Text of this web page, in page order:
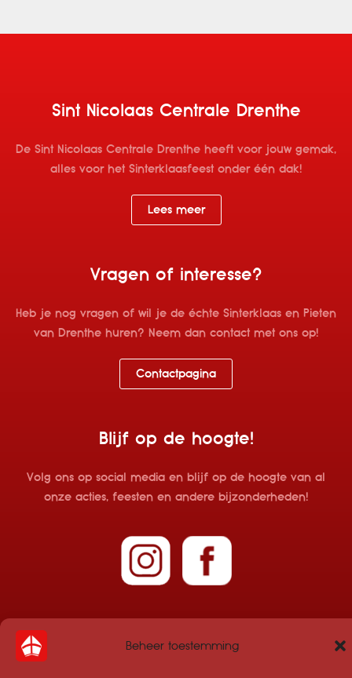
Beheer toestemming
Sint Nicolaas Centrale Drenthe
De Sint Nicolaas Centrale Drenthe heeft voor jouw gemak,
alles voor het Sinterklaasfeest onder één dak!
Lees meer
Vragen of interesse?
Heb je nog vragen of wil je de échte Sinterklaas en Pieten
van Drenthe huren? Neem dan contact met ons op!
Contactpagina
Blijf op de hoogte!
Volg ons op social media en blijf op de hoogte van al
onze acties, feesten en andere bijzonderheden!